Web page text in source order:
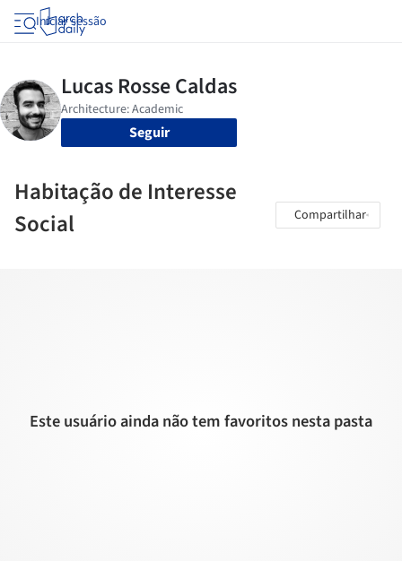
Iniciar sessão
Seguir
Habitação de Interesse
Social
Compartilhar
Este usuário ainda não tem favoritos nesta pasta